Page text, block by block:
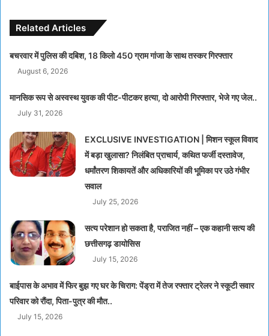
Related Articles
बचरवार में पुलिस की दबिश, 18 किलो 450 ग्राम गांजा के साथ तस्कर गिरफ्तार
August 6, 2026
मानसिक रूप से अस्वस्थ युवक की पीट-पीटकर हत्या, दो आरोपी गिरफ्तार, भेजे गए जेल..
July 31, 2026
EXCLUSIVE INVESTIGATION | मिशन स्कूल विवाद
में बड़ा खुलासा? निलंबित प्राचार्य, कथित फर्जी दस्तावेज,
धर्मांतरण शिकायतें और अधिकारियों की भूमिका पर उठे गंभीर
सवाल
July 25, 2026
सत्य परेशान हो सकता है, पराजित नहीं – एक कहानी सत्य की
छत्तीसगढ़ डायोसिस
July 15, 2026
बाईपास के अभाव में फिर बुझ गए घर के चिराग: पेंड्रा में तेज रफ्तार ट्रेलर ने स्कूटी सवार
परिवार को रौंदा, पिता-पुत्र की मौत..
July 15, 2026